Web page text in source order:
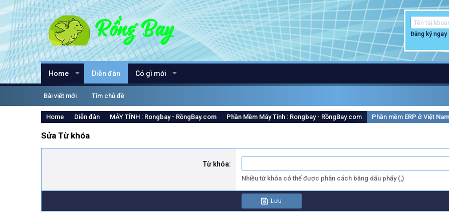
Đăng ký ngay
Home Diễn đàn Có gì mới
Bài viết mới Tìm chủ đề
Home Diễn đàn MÁY TÍNH : Rongbay - RồngBay.com Phần Mềm Máy Tính : Rongbay - RồngBay.com Phần mềm ERP ở Việt Nam
Sửa Từ khóa
Từ khóa
Nhiều từ khóa có thể được phân cách bằng dấu phẩy (,)
Lưu